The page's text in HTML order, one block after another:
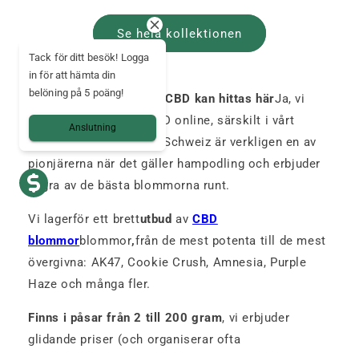
Se hela kollektionen
Den bästa schweiziska CBD kan hittas härJa, vi
erbjuder schweizisk CBD online, särskilt i vårt
sortiment av blommor. Schweiz är verkligen en av
pionjärerna när det gäller hampodling och erbjuder
några av de bästa blommorna runt.
Vi lagerför ett brettutbud avCBD
blommorblommor,från de mest potenta till de mest
övergivna: AK47, Cookie Crush, Amnesia, Purple
Haze och många fler.
Finns i påsar från 2 till 200 gram, vi erbjuder
glidande priser (och organiserar ofta
Tack för ditt besök! Logga
in för att hämta din
belöning på 5 poäng!
Anslutning